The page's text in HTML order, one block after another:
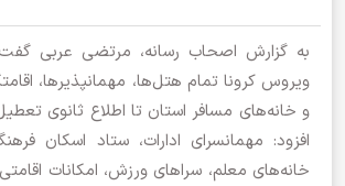
به گزارش اصحاب رسانه، مرتضی عربی
ویروس کرونا تمام هتل‌ها، مهمانپذیرها،
و خانه‌های مسافر استان تا اطلاع ثانوی
افزود: مهمانسرای ادارات، ستاد اسکان
خانه‌های معلم، سرا‌های ورزش، امکانات اقامتی